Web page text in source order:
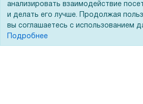
Гарантии и возврат
Сервисный центр
анализировать взаимодействие
и делать его лучше. Продолжая
вы соглашаетесь с использованием
Подробнее